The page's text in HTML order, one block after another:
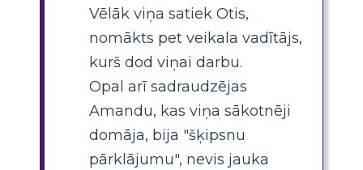
Vēlāk viņa satiek Otis,
nomākts pet veikala vadītājs,
kurš dod viņai darbu.
Opal arī sadraudzējas
Amandu, kas viņa sākotnēji
domāja, bija "šķipsnu
pārklājumu", nevis jauka